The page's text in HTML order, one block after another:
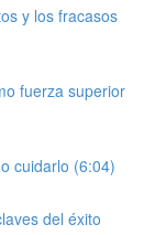
y los fracasos
fuerza superior
cuidarlo (6:04)
del éxito